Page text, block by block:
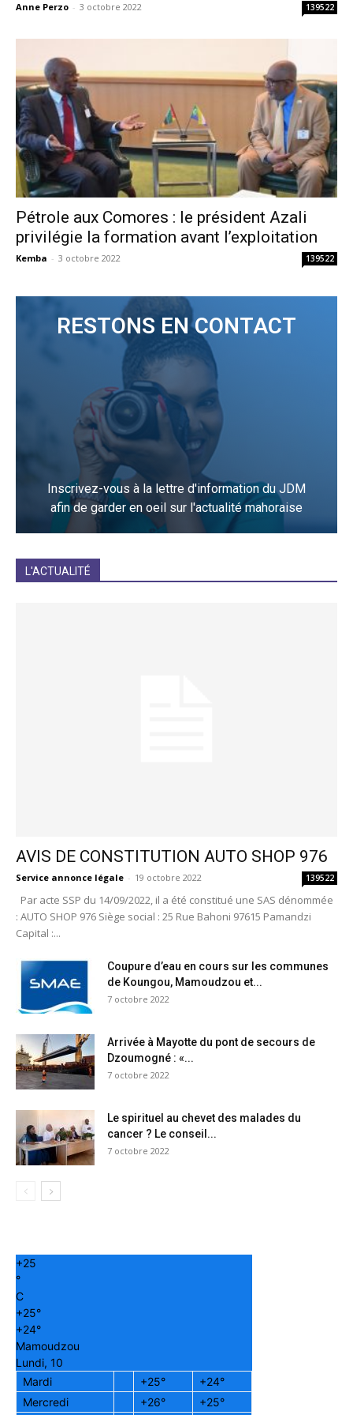
Anne Perzo - 3 octobre 2022 139522
Pétrole aux Comores : le président Azali
privilégie la formation avant l’exploitation
Kemba - 3 octobre 2022 139522
RESTONS EN CONTACT
Inscrivez-vous à la lettre d'information du JDM
afin de garder en oeil sur l'actualité mahoraise
L'ACTUALITÉ
AVIS DE CONSTITUTION AUTO SHOP 976
Service annonce légale - 19 octobre 2022 139522
Par acte SSP du 14/09/2022, il a été constitué une SAS dénommée
: AUTO SHOP 976 Siège social : 25 Rue Bahoni 97615 Pamandzi
Capital :...
Coupure d’eau en cours sur les communes
de Koungou, Mamoudzou et...
7 octobre 2022
Arrivée à Mayotte du pont de secours de
Dzoumogné : «...
7 octobre 2022
Le spirituel au chevet des malades du
cancer ? Le conseil...
7 octobre 2022
+25
°
C
+25°
+24°
Mamoudzou
Lundi, 10
Mardi
+25° +24°
Mercredi
+26° +25°